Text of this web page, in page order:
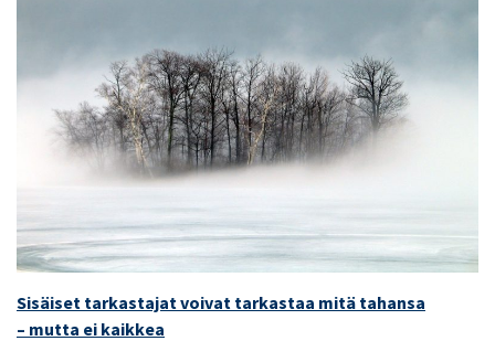
Sisäiset tarkastajat voivat tarkastaa mitä tahansa
– mutta ei kaikkea